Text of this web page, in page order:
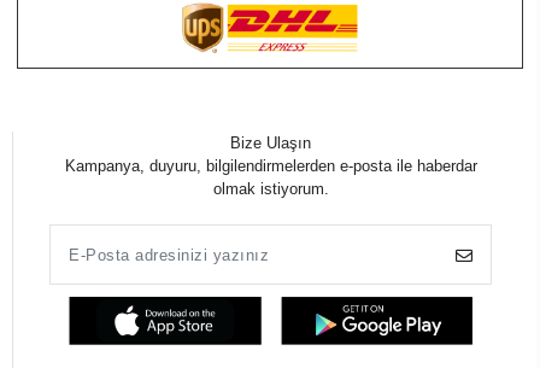
Bize Ulaşın
Kampanya, duyuru, bilgilendirmelerden e-posta ile haberdar
olmak istiyorum.